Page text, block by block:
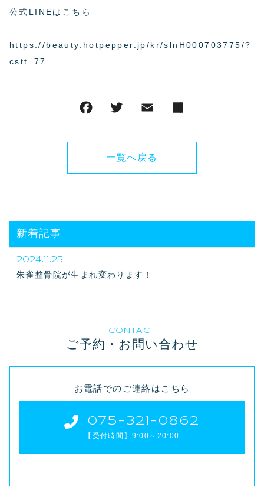
公式LINEはこちら
https://beauty.hotpepper.jp/kr/slnH000703775/?
cstt=77
一覧へ戻る
新着記事
2024.11.25
朱雀整骨院が生まれ変わります！
CONTACT
ご予約・お問い合わせ
お電話でのご連絡はこちら
075-321-0862
【受付時間】9:00～20:00